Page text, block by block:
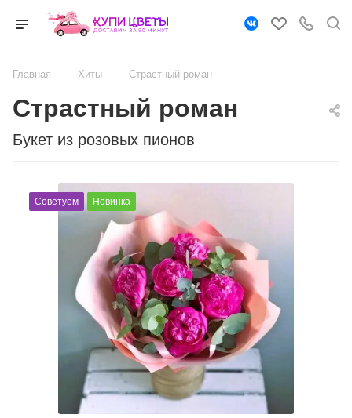
Главная — Хиты — Страстный роман
Букет из розовых пионов
Страстный роман
Советуем Новинка